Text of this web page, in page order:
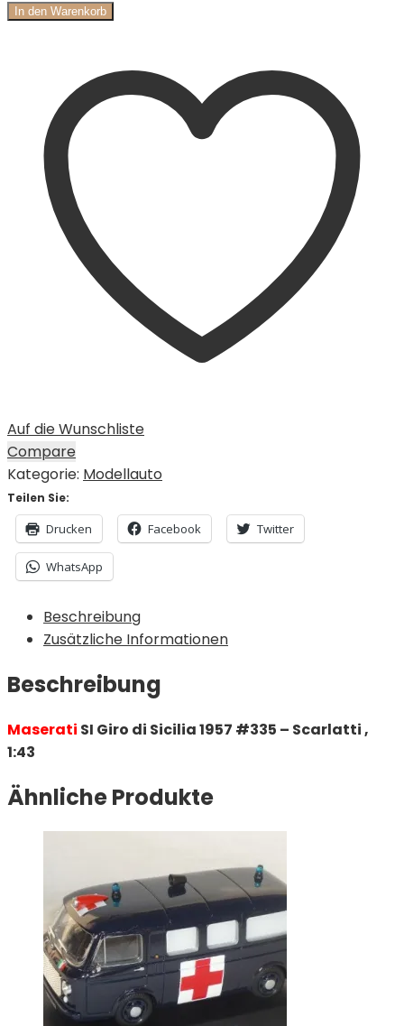
In den Warenkorb
Auf die Wunschliste
Compare
Kategorie: Modellauto
Teilen Sie:
Drucken Facebook Twitter
WhatsApp
Beschreibung
Zusätzliche Informationen
Beschreibung
Maserati SI Giro di Sicilia 1957 #335 – Scarlatti ,
1:43
Ähnliche Produkte